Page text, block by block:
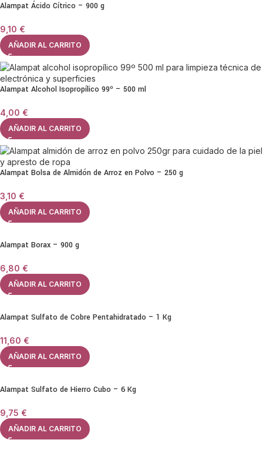
Alampat Ácido Cítrico – 900 g
9,10 €
AÑADIR AL CARRITO
Alampat Alcohol Isopropílico 99º – 500 ml
4,00 €
AÑADIR AL CARRITO
Alampat Bolsa de Almidón de Arroz en Polvo – 250 g
3,10 €
AÑADIR AL CARRITO
Alampat Borax – 900 g
6,80 €
AÑADIR AL CARRITO
Alampat Sulfato de Cobre Pentahidratado – 1 Kg
11,60 €
AÑADIR AL CARRITO
Alampat Sulfato de Hierro Cubo – 6 Kg
9,75 €
AÑADIR AL CARRITO